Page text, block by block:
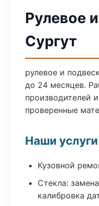
Рулевое
Сургут
рулевое и
до 24 месяцев.
производителей
проверенные
Наши услуги
Кузовной
Стекла:
калибровка